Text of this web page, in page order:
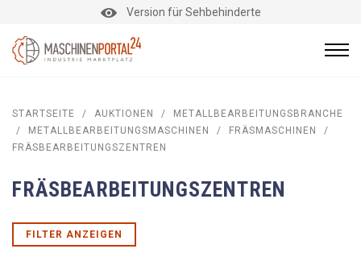
Version für Sehbehinderte
STARTSEITE / AUKTIONEN /
METALLBEARBEITUNGSBRANCHE
/
METALLBEARBEITUNGSMASCHINEN / FRÄSMASCHINEN
/
FRÄSBEARBEITUNGSZENTREN
FRÄSBEARBEITUNGSZENTREN
FILTER ANZEIGEN